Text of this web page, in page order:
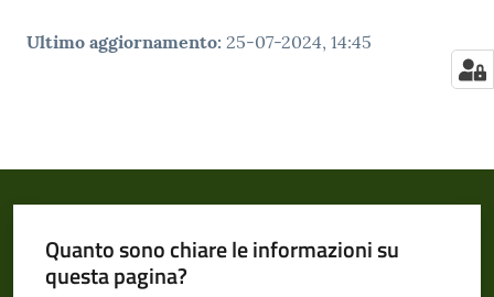
Ultimo aggiornamento: 25-07-2024, 14:45
Quanto sono chiare le informazioni su
questa pagina?